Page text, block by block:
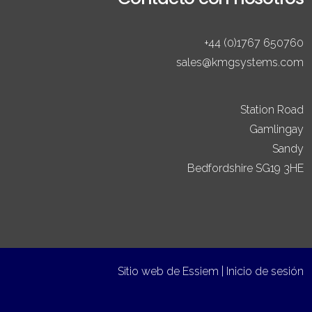
+44 (0)1767 650760
sales@kmgsystems.com
Station Road
Gamlingay
Sandy
Bedfordshire SG19 3HE
Sitio web de Essiem Inicio de sesión